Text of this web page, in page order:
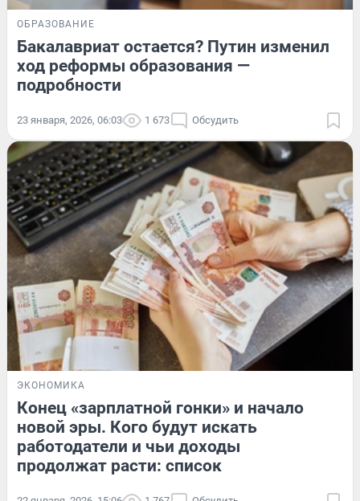
ОБРАЗОВАНИЕ
Бакалавриат остается? Путин изменил
ход реформы образования —
подробности
23 января, 2026, 06:03 1 673 Обсудить
ЭКОНОМИКА
Конец «зарплатной гонки» и начало
новой эры. Кого будут искать
работодатели и чьи доходы
продолжат расти: список